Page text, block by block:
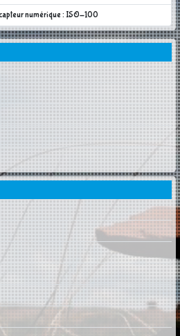
numérique : ISO-100